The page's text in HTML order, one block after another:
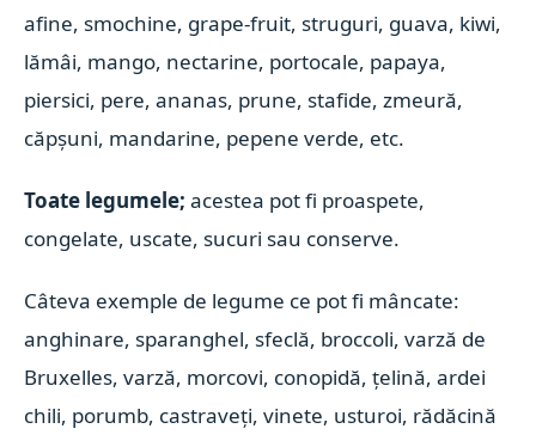
afine, smochine, grape-fruit, struguri, guava, kiwi,
lămâi, mango, nectarine, portocale, papaya,
piersici, pere, ananas, prune, stafide, zmeură,
căpșuni, mandarine, pepene verde, etc.
Toate legumele;acestea pot fi proaspete,
congelate, uscate, sucuri sau conserve.
Câteva exemple de legume ce pot fi mâncate:
anghinare, sparanghel, sfeclă, broccoli, varză de
Bruxelles, varză, morcovi, conopidă, țelină, ardei
chili, porumb, castraveți, vinete, usturoi, rădăcină